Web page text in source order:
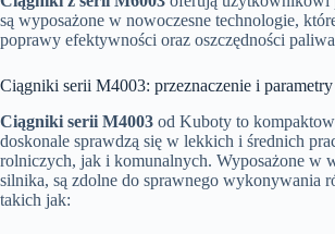
są wyposażone w nowoczesne technologie,
poprawy efektywności oraz oszczędności
Ciągniki serii M4003: przeznaczenie i parametry
Ciągniki serii M4003 od Kuboty to
doskonale sprawdzą się w lekkich i średnich
rolniczych, jak i komunalnych. Wyposażone w
silnika, są zdolne do sprawnego wykonywania
takich jak: